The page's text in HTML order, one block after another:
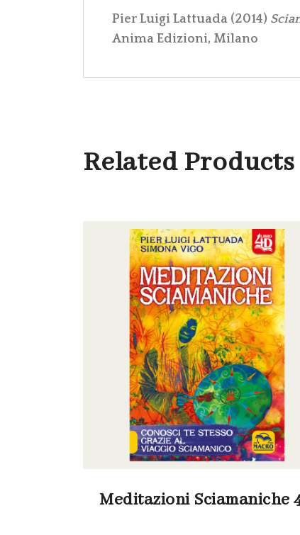
Pier Luigi Lattuada (2014)
Anima Edizioni, Milano
Related Products
Meditazioni Sciamaniche